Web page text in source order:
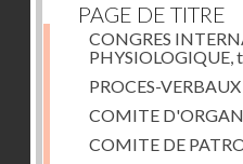
PAGE DE TITRE
CONGRES
PHYSIOLOGIQUE,
PROCES-
COMITE
COMITE DE